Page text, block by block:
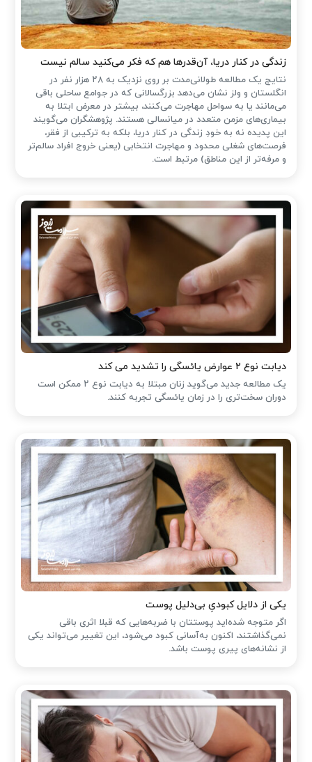
زندگی در کنار دریا، آن‌قدرها هم که فکر می‌کنید سالم نیست
نتایج یک مطالعه طولانی‌مدت بر روی نزدیک به ۲۸ هزار نفر در
انگلستان و ولز نشان می‌دهد بزرگسالانی که در جوامع ساحلی باقی
می‌مانند یا به سواحل مهاجرت می‌کنند، بیشتر در معرض ابتلا به
بیماری‌های مزمن متعدد در میانسالی هستند. پژوهشگران می‌گویند
این پدیده نه به خودِ زندگی در کنار دریا، بلکه به ترکیبی از فقر،
فرصت‌های شغلی محدود و مهاجرت انتخابی (یعنی خروج افراد سالم‌تر
و مرفه‌تر از این مناطق) مرتبط است.
دیابت نوع ۲ عوارض یائسگی را تشدید می کند
یک مطالعه جدید می‌گوید زنان مبتلا به دیابت نوع ۲ ممکن است
دوران سخت‌تری را در زمان یائسگی تجربه کنند.
یکی از دلایل کبودیِ بی‌دلیل پوست
اگر متوجه شده‌اید پوستتان با ضربه‌هایی که قبلا اثری باقی
نمی‌گذاشتند، اکنون به‌آسانی کبود می‌شود، این تغییر می‌تواند یکی
از نشانه‌های پیری پوست باشد.